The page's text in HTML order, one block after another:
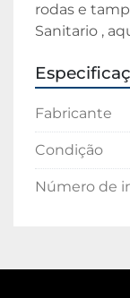
rodas e
Sanitario ,
Fabricante
Condição
Número de